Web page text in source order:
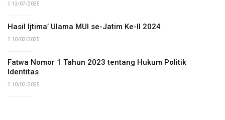
13/07/2025
Hasil Ijtima’ Ulama MUI se-Jatim Ke-II 2024
10/02/2025
Fatwa Nomor 1 Tahun 2023 tentang Hukum Politik
Identitas
10/02/2025